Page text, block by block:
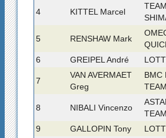
4 KITTEL Marcel
5 RENSHAW Mark
6 GREIPEL André
7
VAN AVERMAET
Greg
BMC
TEAM
8 NIBALI Vincenzo
TEAM
9 GALLOPIN Tony